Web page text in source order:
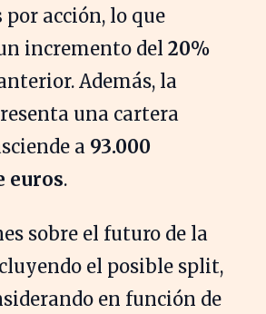
por acción, lo que
incremento del 20%
Además, la
una cartera
a 93.000
euros.
sobre el futuro de la
el posible split,
en función de